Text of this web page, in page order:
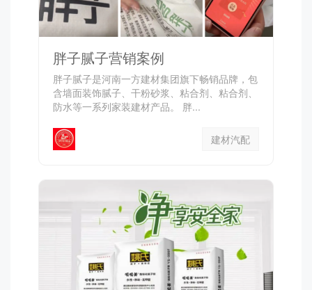
胖子腻子营销案例
胖子腻子是河南一方建材集团旗下畅销品牌，包
含墙面装饰腻子、干粉砂浆、粘合剂、粘合剂、
防水等一系列家装建材产品。 胖...
建材汽配